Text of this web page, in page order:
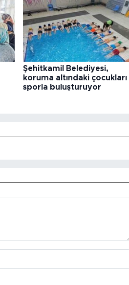
Şehitkamil Belediyesi,
koruma altındaki çocukları
sporla buluşturuyor